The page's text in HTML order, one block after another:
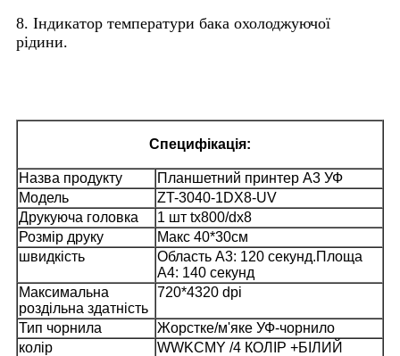
8. Індикатор температури бака охолоджуючої
рідини.
Специфікація:
Назва продукту
Планшетний принтер А3 УФ
Модель
ZT-3040-1DX8-UV
Друкуюча головка
1 шт tx800/dx8
Розмір друку
Макс 40*30см
швидкість
Область A3: 120 секунд.Площа
А4: 140 секунд
Максимальна
роздільна здатність
720*4320 dpi
Тип чорнила
Жорстке/м'яке УФ-чорнило
колір
WWKCMY /4 КОЛІР +БІЛИЙ